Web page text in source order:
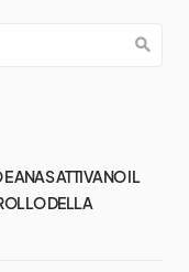
ANAS ATTIVANO IL
DELLA